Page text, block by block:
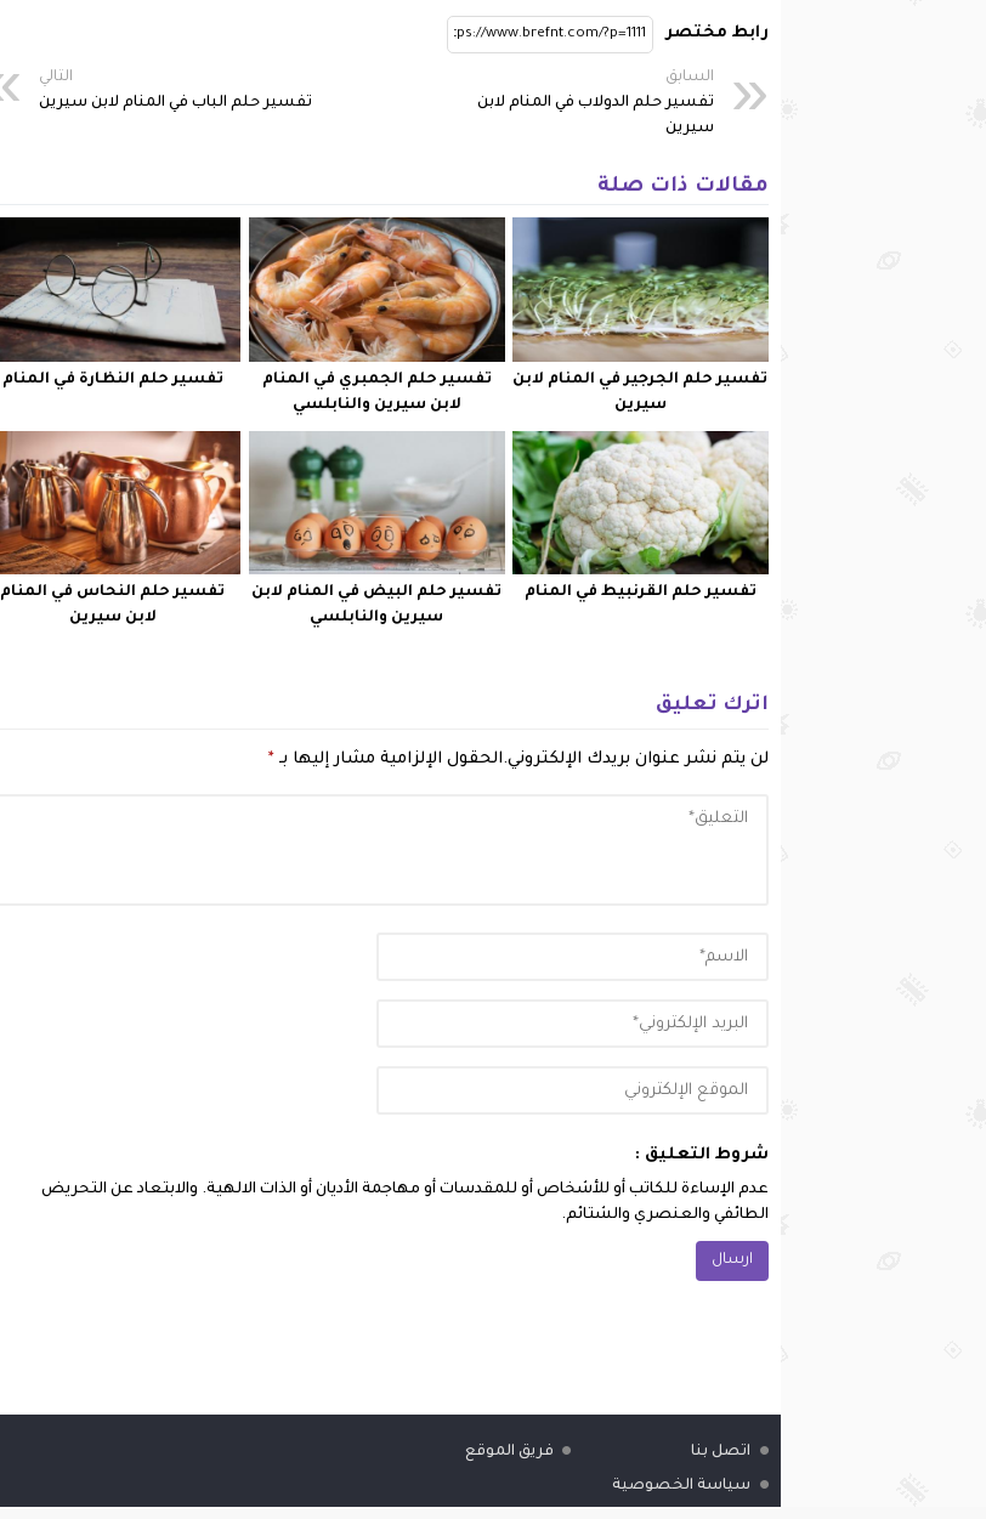
رابط مختصر
السابق
تفسير حلم الدولاب في المنام لابن
سيرين
التالي
تفسير حلم الباب في المنام لابن سيرين
مقالات ذات صلة
تفسير حلم الجرجير في المنام لابن
سيرين
تفسير حلم الجمبري في المنام
لابن سيرين والنابلسي
تفسير حلم النظارة في المنام
تفسير حلم القرنبيط في المنام
تفسير حلم البيض في المنام لابن
سيرين والنابلسي
تفسير حلم النحاس في المنام
لابن سيرين
اترك تعليق
لن يتم نشر عنوان بريدك الإلكتروني.الحقول الإلزامية مشار إليها بـ *
شروط التعليق :
عدم الإساءة للكاتب أو للأشخاص أو للمقدسات أو مهاجمة الأديان أو الذات الالهية. والابتعاد عن التحريض
الطائفي والعنصري والشتائم.
اتصل بنا
سياسة الخصوصية
فريق الموقع